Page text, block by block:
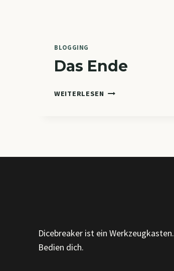
BLOGGING
Das Ende
WEITERLESEN DAS
Dicebreaker ist ein Werkzeugkasten.
Bedien dich.